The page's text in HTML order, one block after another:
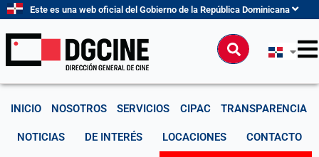
contenido
Este es una web oficial del Gobierno de la República Dominicana
Buscar
INICIO NOSOTROS SERVICIOS CIPAC TRANSPARENCIA
NOTICIAS DE INTERÉS LOCACIONES CONTACTO